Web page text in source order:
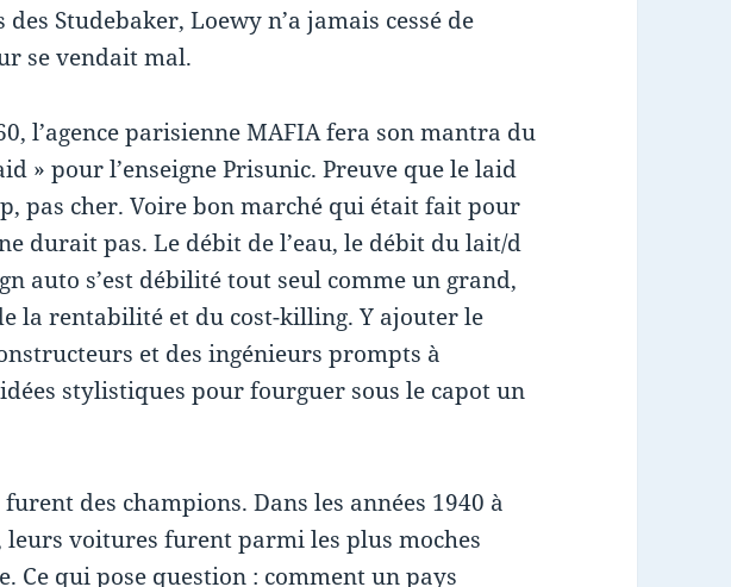
Studebaker, Loewy n’a jamais cessé de
se vendait mal.
l’agence parisienne MAFIA fera son mantra du
» pour l’enseigne Prisunic. Preuve que le laid
pas cher. Voire bon marché qui était fait pour
durait pas. Le débit de l’eau, le débit du lait/d
auto s’est débilité tout seul comme un grand,
la rentabilité et du cost-killing. Y ajouter le
et des ingénieurs prompts à
stylistiques pour fourguer sous le capot un
des champions. Dans les années 1940 à
leurs voitures furent parmi les plus moches
Ce qui pose question : comment un pays